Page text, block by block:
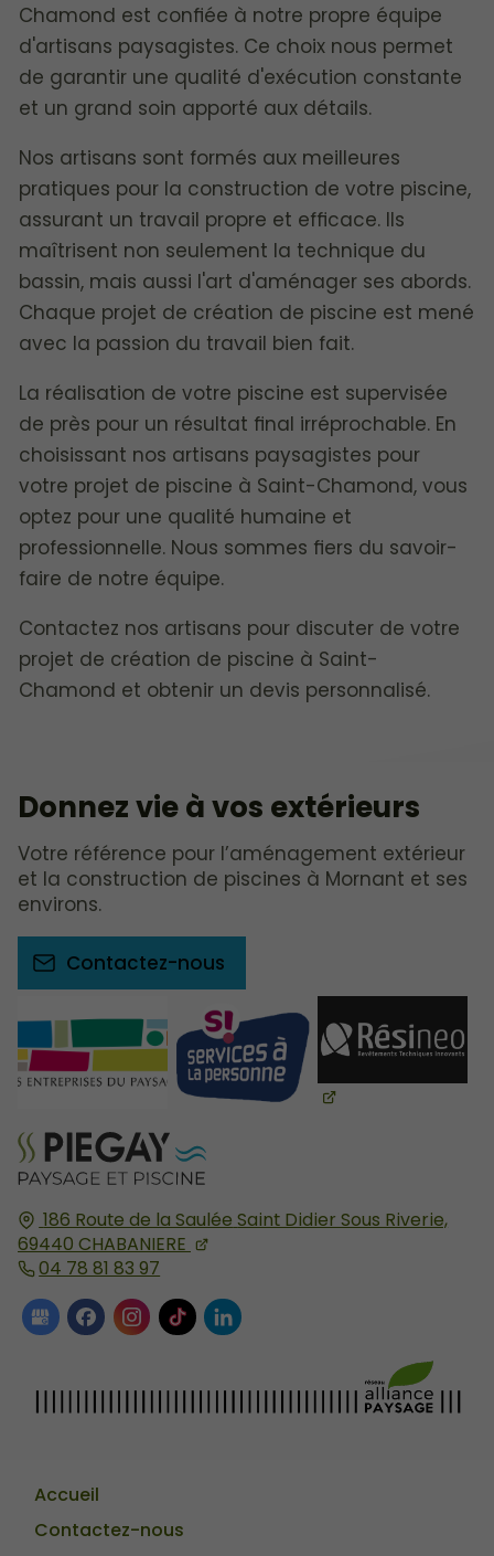
Chamond est confiée à notre propre équipe
d'artisans paysagistes. Ce choix nous permet
de garantir une qualité d'exécution constante
et un grand soin apporté aux détails.
Nos artisans sont formés aux meilleures
pratiques pour la construction de votre piscine,
assurant un travail propre et efficace. Ils
maîtrisent non seulement la technique du
bassin, mais aussi l'art d'aménager ses abords.
Chaque projet de création de piscine est mené
avec la passion du travail bien fait.
La réalisation de votre piscine est supervisée
de près pour un résultat final irréprochable. En
choisissant nos artisans paysagistes pour
votre projet de piscine à Saint-Chamond, vous
optez pour une qualité humaine et
professionnelle. Nous sommes fiers du savoir-
faire de notre équipe.
Contactez nos artisans pour discuter de votre
projet de création de piscine à Saint-
Chamond et obtenir un devis personnalisé.
186 Route de la Saulée Saint Didier Sous Riverie,
69440 CHABANIERE
04 78 81 83 97
Accueil
Contactez-nous
Donnez vie à vos extérieurs
Votre référence pour l’aménagement extérieur
et la construction de piscines à Mornant et ses
environs.
Contactez-nous